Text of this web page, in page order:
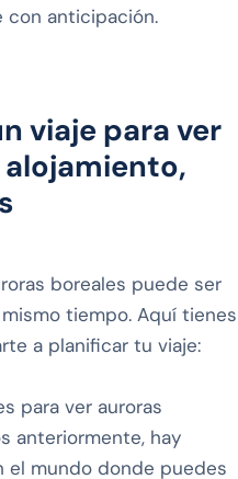
con anticipación.
viaje para ver
boreales puede ser
tiempo. Aquí tienes
a planificar tu viaje:
para ver auroras
anteriormente, hay
el mundo donde puedes